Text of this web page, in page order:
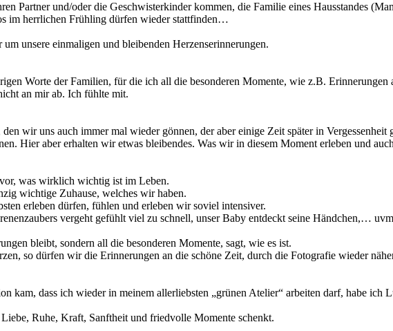
Partner und/oder die Geschwisterkinder kommen, die Familie eines Hausstandes
im herrlichen Frühling dürfen wieder stattfinden…
unsere einmaligen und bleibenden Herzenserinnerungen.
Worte der Familien, für die ich all die besonderen Momente, wie z.B.
an mir ab. Ich fühlte mit.
wir uns auch immer mal wieder gönnen, der aber einige Zeit später in Vergessenheit
Hier aber erhalten wir etwas bleibendes. Was wir in diesem Moment erleben und
was wirklich wichtig ist im Leben.
wichtige Zuhause, welches wir haben.
erleben dürfen, fühlen und erleben wir soviel intensiver.
vergeht gefühlt viel zu schnell, unser Baby entdeckt seine Händchen,…
bleibt, sondern all die besonderen Momente, sagt, wie es ist.
so dürfen wir die Erinnerungen an die schöne Zeit, durch die Fotografie wieder
kam, dass ich wieder in meinem allerliebsten „grünen Atelier“ arbeiten darf, habe ich
Ruhe, Kraft, Sanftheit und friedvolle Momente schenkt.